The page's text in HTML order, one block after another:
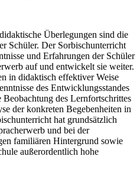
Überlegungen sind die
Schüler. Der Sorbischunterricht
und Erfahrungen der Schüler
auf und entwickelt sie weiter.
in didaktisch effektiver Weise
des Entwicklungsstandes
des Lernfortschrittes
der konkreten Begebenheiten in
hat grundsätzlich
und bei der
familiären Hintergrund sowie
außerordentlich hohe